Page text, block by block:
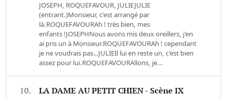
JOSEPH, ROQUEFAVOUR, JULIEJULIE
(entrant.)Monsieur, c'est arrangé par
là.ROQUEFAVOURAh ! très bien, mes
enfants !JOSEPHNous avons mis deux oreillers, j'en
ai pris un à Monsieur.ROQUEFAVOURAh ! cependant
je ne voudrais pas…JULIEIl lui en reste un, c'est bien
assez pour lui.ROQUEFAVOURAllons, je...
10. LA DAME AU PETIT CHIEN - Scène IX